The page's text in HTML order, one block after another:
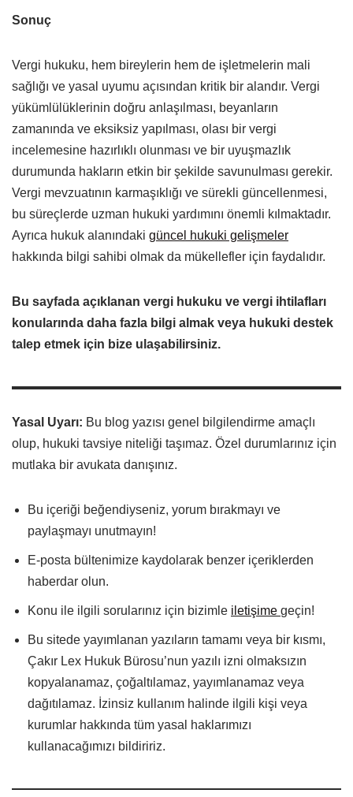
Sonuç
Vergi hukuku, hem bireylerin hem de işletmelerin mali
sağlığı ve yasal uyumu açısından kritik bir alandır. Vergi
yükümlülüklerinin doğru anlaşılması, beyanların
zamanında ve eksiksiz yapılması, olası bir vergi
incelemesine hazırlıklı olunması ve bir uyuşmazlık
durumunda hakların etkin bir şekilde savunulması gerekir.
Vergi mevzuatının karmaşıklığı ve sürekli güncellenmesi,
bu süreçlerde uzman hukuki yardımını önemli kılmaktadır.
Ayrıca hukuk alanındaki güncel hukuki gelişmeler
hakkında bilgi sahibi olmak da mükellefler için faydalıdır.
Bu sayfada açıklanan vergi hukuku ve vergi ihtilafları
konularında daha fazla bilgi almak veya hukuki destek
talep etmek için bize ulaşabilirsiniz.
Yasal Uyarı: Bu blog yazısı genel bilgilendirme amaçlı
olup, hukuki tavsiye niteliği taşımaz. Özel durumlarınız için
mutlaka bir avukata danışınız.
Bu içeriği beğendiyseniz, yorum bırakmayı ve
paylaşmayı unutmayın!
E-posta bültenimize kaydolarak benzer içeriklerden
haberdar olun.
Konu ile ilgili sorularınız için bizimle iletişime geçin!
Bu sitede yayımlanan yazıların tamamı veya bir kısmı,
Çakır Lex Hukuk Bürosu’nun yazılı izni olmaksızın
kopyalanamaz, çoğaltılamaz, yayımlanamaz veya
dağıtılamaz. İzinsiz kullanım halinde ilgili kişi veya
kurumlar hakkında tüm yasal haklarımızı
kullanacağımızı bildiririz.